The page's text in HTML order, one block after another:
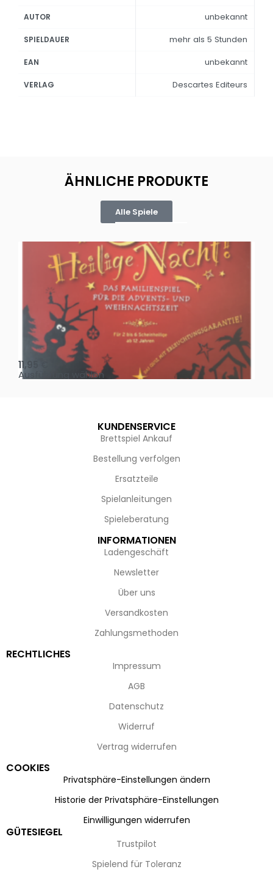
AUTOR unbekannt
SPIELDAUER mehr als 5 Stunden
EAN unbekannt
VERLAG Descartes Editeurs
ÄHNLICHE PRODUKTE
Alle Spiele
Oh, heilige Nacht!
11,95
Ausführung wählen
KUNDENSERVICE
Brettspiel Ankauf
Bestellung verfolgen
Ersatzteile
Spielanleitungen
Spieleberatung
INFORMATIONEN
Ladengeschäft
Newsletter
Über uns
Versandkosten
Zahlungsmethoden
RECHTLICHES
Impressum
AGB
Datenschutz
Widerruf
Vertrag widerrufen
COOKIES
Privatsphäre-Einstellungen ändern
Historie der Privatsphäre-Einstellungen
Einwilligungen widerrufen
GÜTESIEGEL
Trustpilot
Spielend für Toleranz